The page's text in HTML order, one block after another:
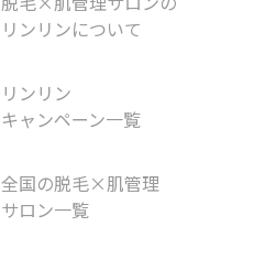
リンリンについて
リンリン
キャンペーン一覧
全国の脱毛×肌管理
サロン一覧